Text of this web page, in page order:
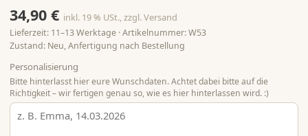
34,90 € inkl. 19 % USt., zzgl. Versand
Lieferzeit: 11–13 Werktage · Artikelnummer: W53
Zustand: Neu, Anfertigung nach Bestellung
Personalisierung
Bitte hinterlasst hier eure Wunschdaten. Achtet dabei bitte auf die
Richtigkeit – wir fertigen genau so, wie es hier hinterlassen wird. :)